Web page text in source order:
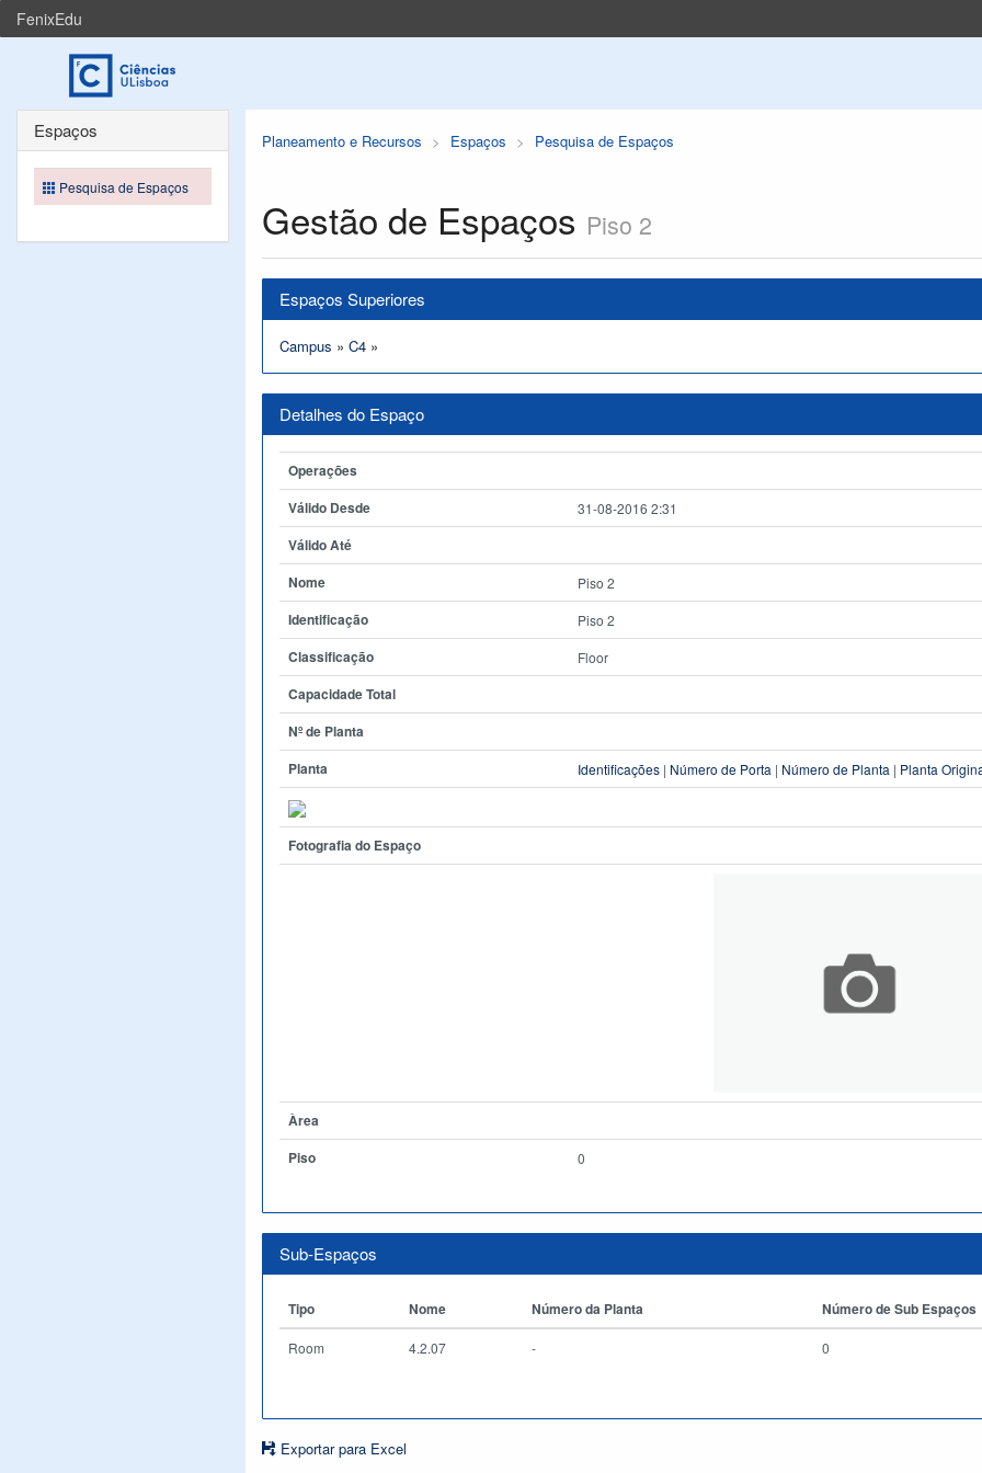
FenixEdu
Planeamento e Recursos Espaços Pesquisa de Espaços
Gestão de Espaços Piso 2
Espaços Superiores
Campus » C4 »
Detalhes do Espaço
Operações
Válido Desde
31-08-2016 2:31
Válido Até
Nome
Piso 2
Identificação Piso 2
Classificação Floor
Capacidade Total
Nº de Planta
Planta
Identificações | Número de Porta | Número de Planta | Planta
Fotografia do Espaço
Àrea
Piso
0
Sub-Espaços
Tipo Nome Número da Planta Número de Sub Espaços
Room 4.2.07 - 0
Exportar para Excel
Espaços
Pesquisa de Espaços